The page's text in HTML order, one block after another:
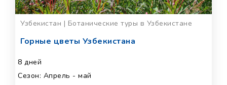
Узбекистан | Ботанические туры в Узбекистане
Горные цветы Узбекистана
8 дней
Сезон: Апрель - май